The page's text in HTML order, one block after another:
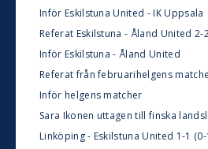
Inför Eskilstuna United - IK Uppsala
Referat Eskilstuna - Åland United 2-
Inför Eskilstuna - Åland United
Referat från februarihelgens
Inför helgens matcher
Sara Ikonen uttagen till finska
Linköping - Eskilstuna United 1-1 (0-